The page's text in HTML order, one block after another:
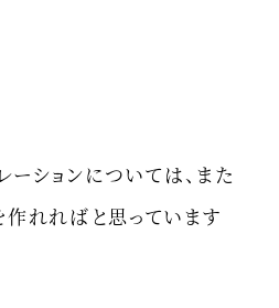
ーションについては、また
れればと思っています